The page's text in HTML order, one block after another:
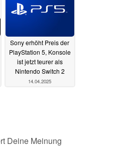
Sony erhöht Preis der
PlayStation 5, Konsole
ist jetzt teurer als
Nintendo Switch 2
14.04.2025
Deine Meinung